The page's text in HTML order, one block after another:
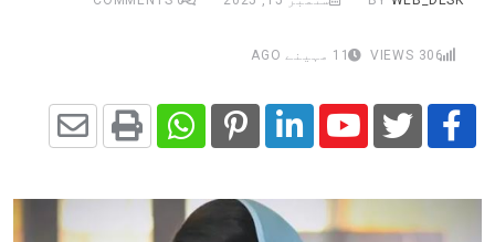
306 11 مہینے AGO
Youtube
LinkedIn
Pinterest
Whatsapp
Print
via